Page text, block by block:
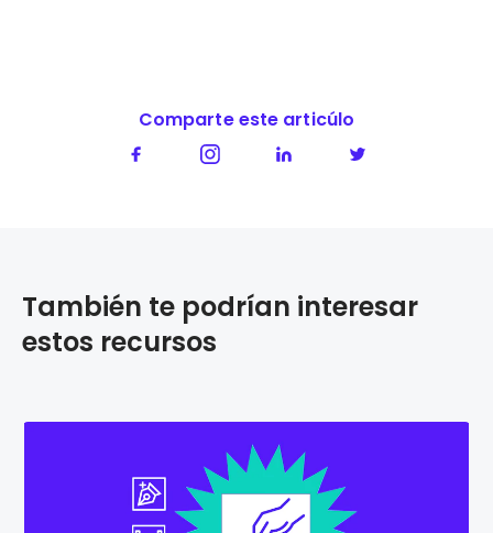
Comparte este articúlo
También te podrían interesar
estos recursos